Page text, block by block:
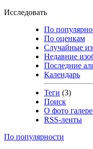
Исследовать
По
По оценкам
Случайные
Недавние
Последние
Календарь
Теги (3)
Поиск
О фото
RSS-ленты
По популярности